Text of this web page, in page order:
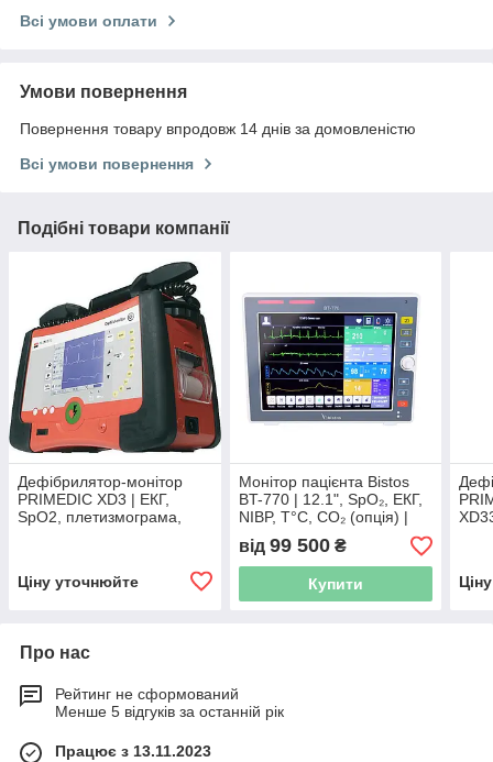
Всі умови оплати
Умови повернення
Повернення товару впродовж 14 днів за домовленістю
Всі умови повернення
Подібні товари компанії
Дефібрилятор-монітор
PRIMEDIC XD3 | ЕКГ,
SpO2, плетизмограма,
Ціну уточнюйте
Монітор пацієнта Bistos
BT-770 | 12.1", SpO₂, ЕКГ,
NIBP, Т°C, CO₂ (опція) |
Автономність 5 годин
від 99 500₴
Купити
Про нас
Рейтинг не сформований
Менше 5 відгуків за останній рік
Працює з 13.11.2023